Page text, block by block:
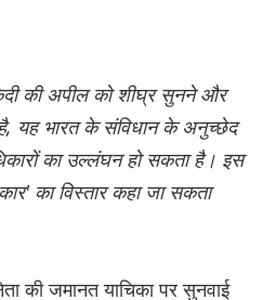
की अपील को शीघ्र सुनने और
है, यह भारत के संविधान के अनुच्छेद
का उल्लंघन हो सकता है। इस
का विस्तार कहा जा सकता
की जमानत याचिका पर सुनवाई